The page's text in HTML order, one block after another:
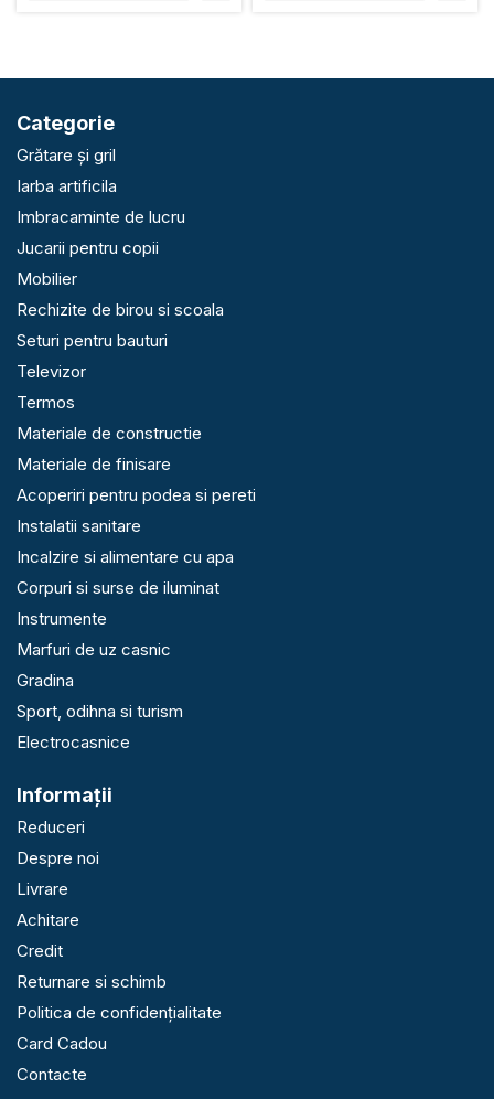
Categorie
Grătare și gril
Iarba artificila
Imbracaminte de lucru
Jucarii pentru copii
Mobilier
Rechizite de birou si scoala
Seturi pentru bauturi
Televizor
Termos
Materiale de constructie
Materiale de finisare
Acoperiri pentru podea si pereti
Instalatii sanitare
Incalzire si alimentare cu apa
Corpuri si surse de iluminat
Instrumente
Marfuri de uz casnic
Gradina
Sport, odihna si turism
Electrocasnice
Informaţii
Reduceri
Despre noi
Livrare
Achitare
Credit
Returnare si schimb
Politica de confidențialitate
Card Cadou
Contacte